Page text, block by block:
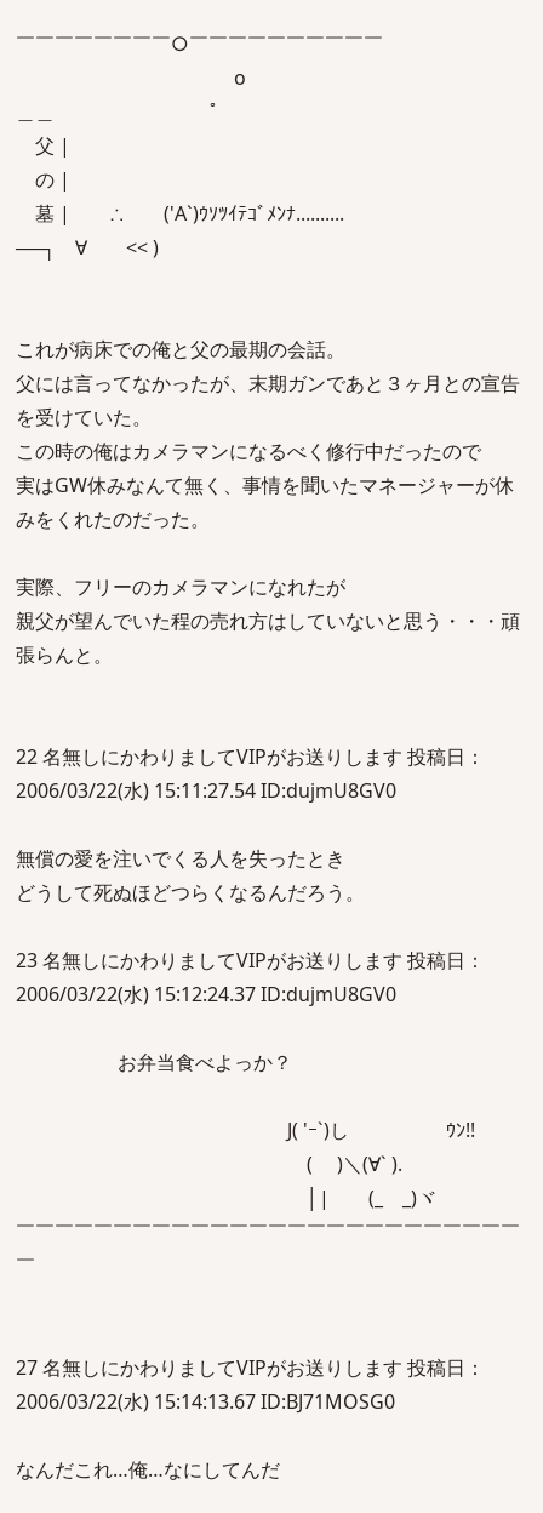
￣￣￣￣￣￣￣￣○￣￣￣￣￣￣￣￣￣￣
o
＿＿ ﾟ
父 |
の |
墓 | ∴ ('A`)ｳｿﾂｲﾃｺﾞﾒﾝﾅ..........
──┐ ∀ << )
これが病床での俺と父の最期の会話。
父には言ってなかったが、末期ガンであと３ヶ月との宣告
を受けていた。
この時の俺はカメラマンになるべく修行中だったので
実はGW休みなんて無く、事情を聞いたマネージャーが休
みをくれたのだった。
実際、フリーのカメラマンになれたが
親父が望んでいた程の売れ方はしていないと思う・・・頑
張らんと。
22 名無しにかわりましてVIPがお送りします 投稿日：
2006/03/22(水) 15:11:27.54 ID:dujmU8GV0
無償の愛を注いでくる人を失ったとき
どうして死ぬほどつらくなるんだろう。
23 名無しにかわりましてVIPがお送りします 投稿日：
2006/03/22(水) 15:12:24.37 ID:dujmU8GV0
お弁当食べよっか？
J( 'ｰ`)し ｳﾝ!!
( )＼(∀` ).
│| (_ _)ヾ
￣￣￣￣￣￣￣￣￣￣￣￣￣￣￣￣￣￣￣￣￣￣￣￣￣￣
￣
27 名無しにかわりましてVIPがお送りします 投稿日：
2006/03/22(水) 15:14:13.67 ID:BJ71MOSG0
なんだこれ…俺…なにしてんだ